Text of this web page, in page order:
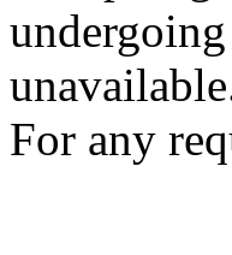
For any